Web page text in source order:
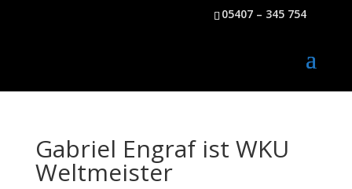
05407 – 345 754
Gabriel Engraf ist WKU
Weltmeister